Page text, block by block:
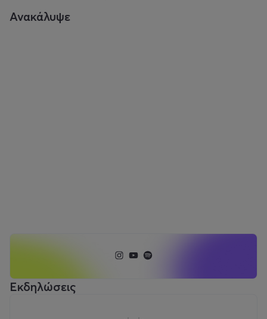
Ανακάλυψε
Εκδηλώσεις